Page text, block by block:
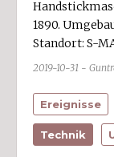
1890.
Standort: S-
2019-10-31 -
Ereignisse
Technik